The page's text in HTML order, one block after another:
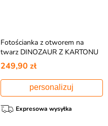
Fotościanka z otworem na
twarz DINOZAUR Z KARTONU
249,90 zł
personalizuj
Expresowa wysyłka